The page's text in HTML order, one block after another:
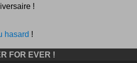
!
hasard !
FOR EVER !